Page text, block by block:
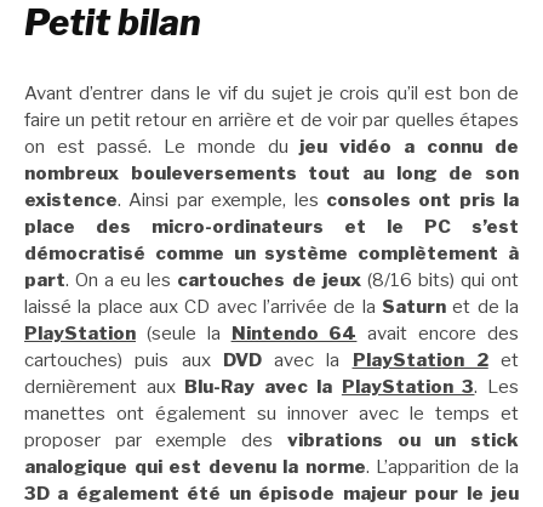
Petit bilan
Avant d’entrer dans le vif du sujet je crois qu’il est bon de
faire un petit retour en arrière et de voir par quelles étapes
on est passé. Le monde dujeu vidéo a connu de
nombreux bouleversements tout au long de son
existence. Ainsi par exemple, les consoles ont pris la
place des micro-ordinateurs et le PC s’est
démocratisé comme un système complètement à
part. On a eu les cartouches de jeux (8/16 bits) qui ont
laissé la place aux CD avec l’arrivée de la Saturnet de la
PlayStation (seule la Nintendo 64 avait encore des
cartouches) puis aux DVD avec la PlayStation 2et
dernièrement aux Blu-Ray avec la PlayStation 3. Les
manettes ont également su innover avec le temps et
proposer par exemple des vibrations ou un stick
analogique qui est devenu la norme. L’apparition de la
3D a également été un épisode majeur pour le jeu